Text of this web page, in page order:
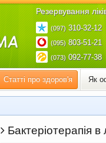
Резервування
(097)310-32-12
(095)803-51-21
(073)092-77-38
Статті про здоров'я Як
Бактеріотерапія